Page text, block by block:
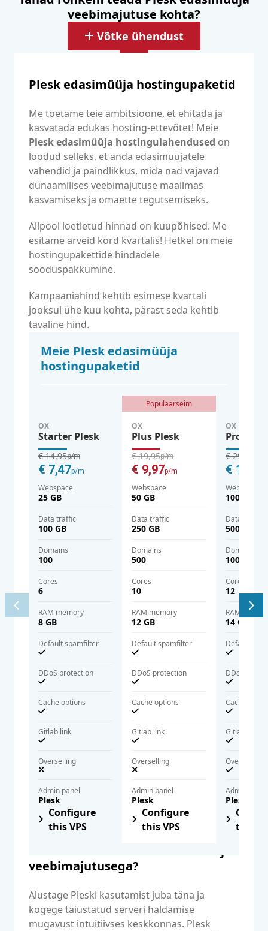
veebimajutuse kohta?
Võtke ühendust
Plesk edasimüüja hostingupaketid
Me toetame teie ambitsioone, et ehitada ja
kasvatada edukas hosting-ettevõtet! Meie
Plesk edasimüüja hostingulahendused on
loodud selleks, et anda edasimüüjatele
vahendid ja paindlikkus, mida nad vajavad
dünaamilises veebimajutuse maailmas
kasvamiseks ja omaette tegutsemiseks.
Allpool loetletud hinnad on kuupõhised. Me
esitame arveid kord kvartalis! Hetkel on meie
hostingupakettide hindadele
sooduspakkumine.
Kampaaniahind kehtib esimese kvartali
jooksul ühe kuu kohta, pärast seda kehtib
tavaline hind.
Meie Plesk edasimüüja
hostingupaketid
OX
Starter Plesk
€ 14,95p/m
€ 7,47p/m
Webspace
25 GB
Data traffic
100 GB
domains
100
cores
6
RAM memory
8 GB
Default spamfilter
DDoS protection
Cache options
Gitlab link
Overselling
Admin panel
Plesk
Configure
this VPS
Populaarseim
OX
Plus Plesk
€ 19,95p/m
€ 9,97p/m
Webspace
50 GB
Data traffic
250 GB
domains
500
cores
10
RAM memory
12 GB
Default spamfilter
DDoS protection
Cache options
Gitlab link
Overselling
Admin panel
Plesk
Configure
this VPS
OX
Pro
€ 29,95
€ 14,97
Webspace
100 GB
Data traffic
500 GB
domains
1000
cores
12
RAM
14 GB
Default
DDoS
Cache
Gitlab link
Overselling
Admin panel
Plesk
this
veebimajutusega?
Alustage Pleski kasutamist juba täna ja
kogege täiustatud serveri haldamise
mugavust intuitiivses keskkonnas. Plesk